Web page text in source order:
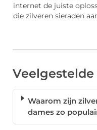
internet de juiste
die zilveren sieraden
Waarom zijn
dames zo